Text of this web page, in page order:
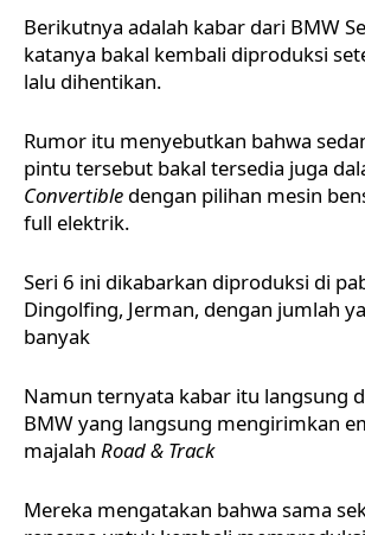
Berikutnya adalah kabar dari BMW
katanya bakal kembali diproduksi
lalu dihentikan.
Rumor itu menyebutkan bahwa
pintu tersebut bakal tersedia juga
Convertible dengan pilihan mesin
full elektrik.
Seri 6 ini dikabarkan diproduksi di
Dingolfing, Jerman, dengan jumlah
banyak
Namun ternyata kabar itu langsung
BMW yang langsung mengirimkan
majalah Road & Track
Mereka mengatakan bahwa sama